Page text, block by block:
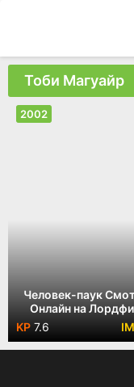
Тоби Магуайр
Человек-паук
Онлайн на
7.6
2002